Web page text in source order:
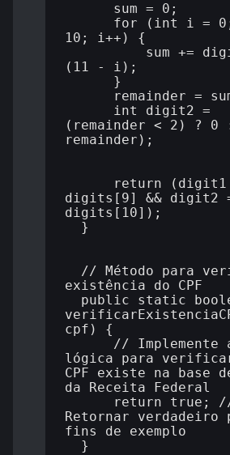
sum = 0;
for (int i =
10; i++) {
sum +=
(11 - i);
}
remainder = sum
int digit2 =
(remainder < 2) ?
remainder);
return (digit1
digits[9] && digit2
digits[10]);
}
// Método para
existência do CPF
public static
cpf) {
// Implemente
lógica para
CPF existe na base
da Receita Federal
return true;
Retornar verdadeiro
fins de exemplo
}